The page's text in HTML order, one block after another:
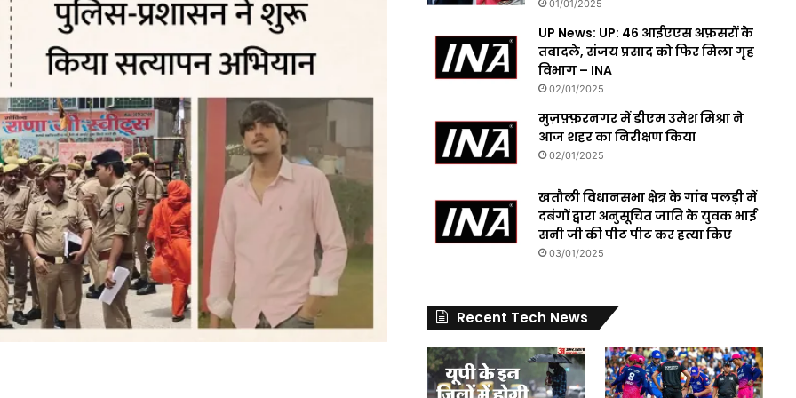
01/01/2025
UP News: UP: 46 आईएएस अफ़सरों के
तबादले, संजय प्रसाद को फिर मिला गृह
विभाग – INA
02/01/2025
मुज़फ़्फ़रनगर में डीएम उमेश मिश्रा ने
आज शहर का निरीक्षण किया
02/01/2025
खतौली विधानसभा क्षेत्र के गांव पलड़ी में
दबंगों द्वारा अनुसूचित जाति के युवक भाई
सनी जी की पीट पीट कर हत्या किए
03/01/2025
Recent Tech News